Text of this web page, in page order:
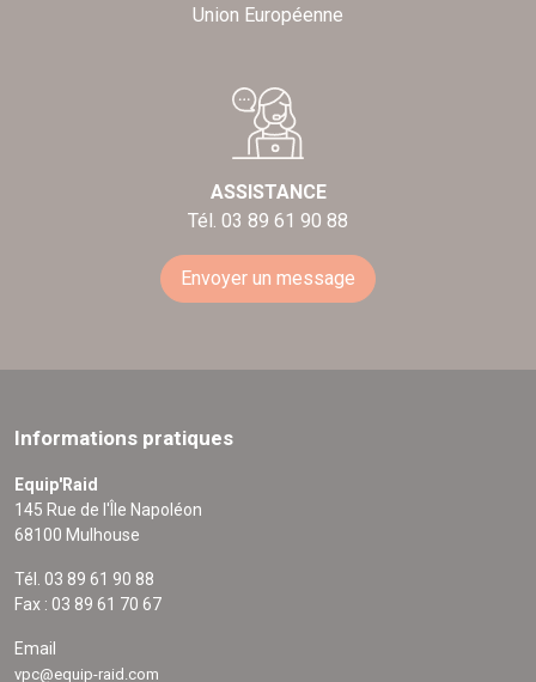
Union Européenne
ASSISTANCE
Tél. 03 89 61 90 88
Envoyer un message
Informations pratiques
Equip'Raid
145 Rue de l'Île Napoléon
68100 Mulhouse
Tél. 03 89 61 90 88
Fax : 03 89 61 70 67
Email
vpc@equip-raid.com